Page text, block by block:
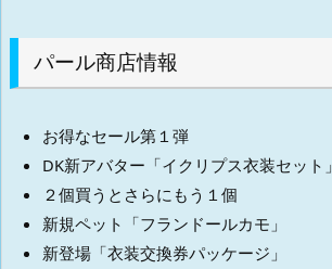
パール商店情報
お得なセール第１弾
DK新アバター「イクリプス衣装セット」
２個買うとさらにもう１個
新規ペット「フランドールカモ」
新登場「衣装交換券パッケージ」